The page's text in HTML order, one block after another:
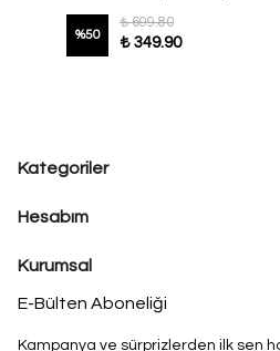
%50
₺ 699.80
₺ 349.90
Kategoriler
Hesabım
Kurumsal
E-Bülten Aboneliği
Kampanya ve sürprizlerden ilk sen